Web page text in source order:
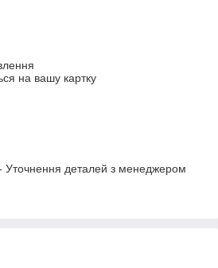
на вашу картку
Уточнення деталей з менеджером